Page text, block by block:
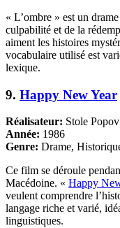
« L’ombre » est un
culpabilité et de la
aiment les histoires
vocabulaire utilisé est
lexique.
9. Happy New Year
Réalisateur: Stole Popov
Année: 1986
Genre: Drame,
Ce film se déroule
Macédoine. « Happy
veulent comprendre
langage riche et varié,
linguistiques.